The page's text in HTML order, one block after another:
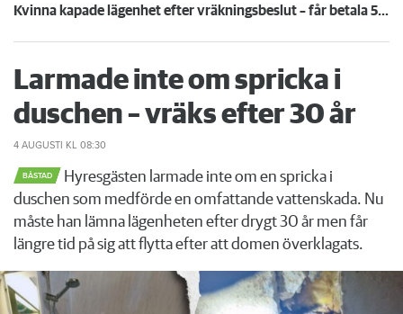
Kvinna kapade lägenhet efter vräkningsbeslut – får betala 50 000
Larmade inte om spricka i
duschen – vräks efter 30 år
4 AUGUSTI KL 08:30
BÅSTAD
Hyresgästen larmade inte om en spricka i
duschen som medförde en omfattande vattenskada. Nu
måste han lämna lägenheten efter drygt 30 år men får
längre tid på sig att flytta efter att domen överklagats.